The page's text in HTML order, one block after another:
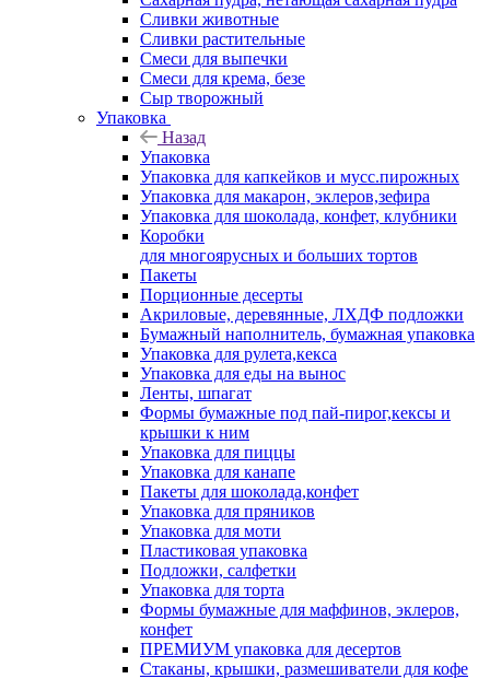
Сливки животные
Сливки растительные
Смеси для выпечки
Смеси для крема, безе
Сыр творожный
Упаковка
Назад
Упаковка
Упаковка для капкейков и мусс.пирожных
Упаковка для макарон, эклеров,зефира
Упаковка для шоколада, конфет, клубники
Коробки
для многоярусных и больших тортов
Пакеты
Порционные десерты
Акриловые, деревянные, ЛХДФ подложки
Бумажный наполнитель, бумажная упаковка
Упаковка для рулета,кекса
Упаковка для еды на вынос
Ленты, шпагат
Формы бумажные под пай-пирог,кексы и
крышки к ним
Упаковка для пиццы
Упаковка для канапе
Пакеты для шоколада,конфет
Упаковка для пряников
Упаковка для моти
Пластиковая упаковка
Подложки, салфетки
Упаковка для торта
Формы бумажные для маффинов, эклеров,
конфет
ПРЕМИУМ упаковка для десертов
Стаканы, крышки, размешиватели для кофе